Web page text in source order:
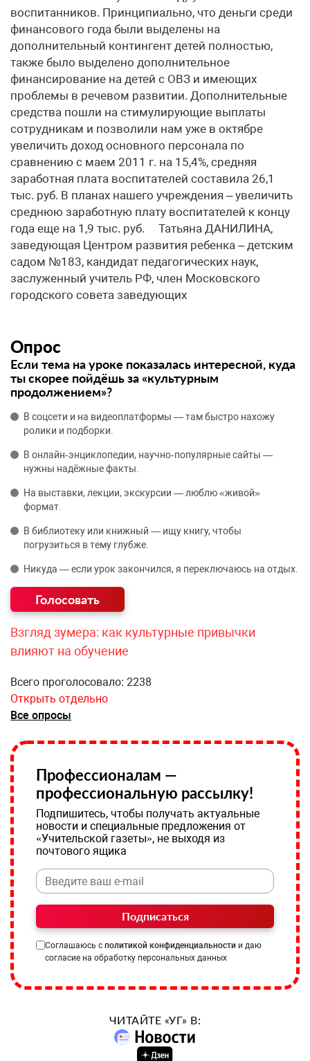
воспитанников. Принципиально, что деньги среди
финансового года были выделены на
дополнительный контингент детей полностью,
также было выделено дополнительное
финансирование на детей с ОВЗ и имеющих
проблемы в речевом развитии. Дополнительные
средства пошли на стимулирующие выплаты
сотрудникам и позволили нам уже в октябре
увеличить доход основного персонала по
сравнению с маем 2011 г. на 15,4%, средняя
заработная плата воспитателей составила 26,1
тыс. руб. В планах нашего учреждения – увеличить
среднюю заработную плату воспитателей к концу
года еще на 1,9 тыс. руб. Татьяна ДАНИЛИНА,
заведующая Центром развития ребенка – детским
садом №183, кандидат педагогических наук,
заслуженный учитель РФ, член Московского
городского совета заведующих
Опрос
Если тема на уроке показалась интересной, куда
ты скорее пойдёшь за «культурным
продолжением»?
В соцсети и на видеоплатформы — там быстро нахожу
ролики и подборки.
В онлайн‑энциклопедии, научно‑популярные сайты —
нужны надёжные факты.
На выставки, лекции, экскурсии — люблю «живой»
формат.
В библиотеку или книжный — ищу книгу, чтобы
погрузиться в тему глубже.
Никуда — если урок закончился, я переключаюсь на отдых.
Взгляд зумера: как культурные привычки
влияют на обучение
Всего проголосовало: 2238
Открыть отдельно
Все опросы
Профессионалам —
профессиональную рассылку!
Подпишитесь, чтобы получать актуальные
новости и специальные предложения от
«Учительской газеты», не выходя из
почтового ящика
Подписаться
Соглашаюсь с политикой конфиденциальности и даю
согласие на обработку персональных данных
ЧИТАЙТЕ «УГ» В: